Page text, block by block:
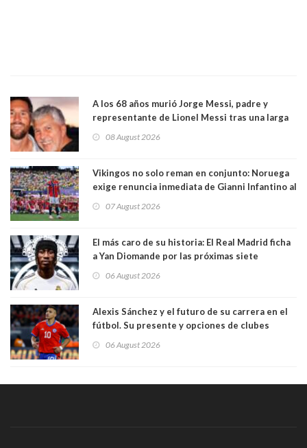
A los 68 años murió Jorge Messi, padre y
representante de Lionel Messi tras una larga
08 August 2026
Vikingos no solo reman en conjunto: Noruega
exige renuncia inmediata de Gianni Infantino al
07 August 2026
El más caro de su historia: El Real Madrid ficha
a Yan Diomande por las próximas siete
06 August 2026
Alexis Sánchez y el futuro de su carrera en el
fútbol. Su presente y opciones de clubes
06 August 2026